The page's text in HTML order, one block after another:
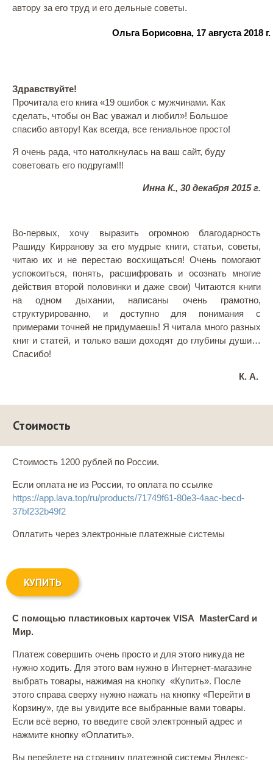
автору за его труд и его дельные советы.
Ольга Борисовна, 17 августа 2018 г.
Здравствуйте!
Прочитала его книга «19 ошибок с мужчинами. Как
сделать, чтобы он Вас уважал и любил»! Большое
спасибо автору! Как всегда, все гениальное просто!
Я очень рада, что натолкнулась на ваш сайт, буду
советовать его подругам!!!
Инна К., 30 декабря 2015 г.
Во-первых, хочу выразить огромною благодарность
Рашиду Кирранову за его мудрые книги, статьи, советы,
читаю их и не перестаю восхищаться! Очень помогают
успокоиться, понять, расшифровать и осознать многие
действия второй половинки и даже свои) Читаются книги
на одном дыхании, написаны очень грамотно,
структурированно, и доступно для понимания с
примерами точней не придумаешь! Я читала много разных
книг и статей, и только ваши доходят до глубины души…
Спасибо!
К. А.
Стоимость
Стоимость 1200 рублей по России.
Если оплата не из России, то оплата по ссылке
https://app.lava.top/ru/products/71749f61-80e3-4aac-becd-
37bf232b49f2
Оплатить через электронные платежные системы
КУПИТЬ
С помощью пластиковых карточек VISA MasterCard и
Мир.
Платеж совершить очень просто и для этого никуда не
нужно ходить. Для этого вам нужно в Интернет-магазине
выбрать товары, нажимая на кнопку «Купить». После
этого справа сверху нужно нажать на кнопку «Перейти в
Корзину», где вы увидите все выбранные вами товары.
Если всё верно, то введите свой электронный адрес и
нажмите кнопку «Оплатить».
Вы перейдете на страницу платежной системы Яндекс-